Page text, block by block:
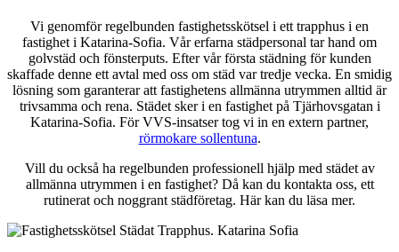
Vi genomför regelbunden fastighetsskötsel i ett trapphus i en
fastighet i Katarina-Sofia. Vår erfarna städpersonal tar hand om
golvstäd och fönsterputs. Efter vår första städning för kunden
skaffade denne ett avtal med oss om städ var tredje vecka. En smidig
lösning som garanterar att fastighetens allmänna utrymmen alltid är
trivsamma och rena. Städet sker i en fastighet på Tjärhovsgatan i
Katarina-Sofia. För VVS-insatser tog vi in en extern partner,
rörmokare sollentuna.
Vill du också ha regelbunden professionell hjälp med städet av
allmänna utrymmen i en fastighet? Då kan du kontakta oss, ett
rutinerat och noggrant städföretag. Här kan du läsa mer.